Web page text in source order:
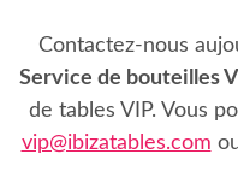
Contactez-nous
Service de bouteilles
de tables VIP. Vous
vip@ibizatables.com